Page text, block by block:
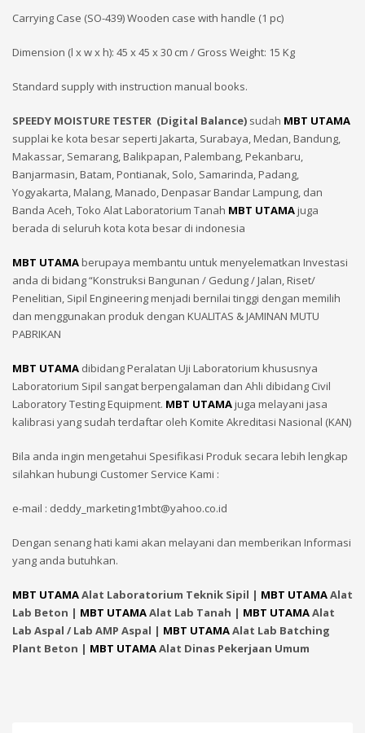
Carrying Case (SO-439) Wooden case with handle (1 pc)
Dimension (l x w x h): 45 x 45 x 30 cm / Gross Weight: 15 Kg
Standard supply with instruction manual books.
SPEEDY MOISTURE TESTER (Digital Balance) sudah MBT UTAMA
supplai ke kota besar seperti Jakarta, Surabaya, Medan, Bandung,
Makassar, Semarang, Balikpapan, Palembang, Pekanbaru,
Banjarmasin, Batam, Pontianak, Solo, Samarinda, Padang,
Yogyakarta, Malang, Manado, Denpasar Bandar Lampung, dan
Banda Aceh, Toko Alat Laboratorium Tanah MBT UTAMAjuga
berada di seluruh kota kota besar di indonesia
MBT UTAMAberupaya membantu untuk menyelematkan Investasi
anda di bidang “Konstruksi Bangunan / Gedung / Jalan, Riset/
Penelitian, Sipil Engineering menjadi bernilai tinggi dengan memilih
dan menggunakan produk dengan KUALITAS & JAMINAN MUTU
PABRIKAN
MBT UTAMA dibidang Peralatan Uji Laboratorium khususnya
Laboratorium Sipil sangat berpengalaman dan Ahli dibidang Civil
Laboratory Testing Equipment. MBT UTAMAjuga melayani jasa
kalibrasi yang sudah terdaftar oleh Komite Akreditasi Nasional (KAN)
Bila anda ingin mengetahui Spesifikasi Produk secara lebih lengkap
silahkan hubungi Customer Service Kami :
e-mail : deddy_marketing1mbt@yahoo.co.id
Dengan senang hati kami akan melayani dan memberikan Informasi
yang anda butuhkan.
MBT UTAMAAlat Laboratorium Teknik Sipil | MBT UTAMAAlat
Lab Beton | MBT UTAMAAlat Lab Tanah | MBT UTAMAAlat
Lab Aspal / Lab AMP Aspal | MBT UTAMAAlat Lab Batching
Plant Beton | MBT UTAMAAlat Dinas Pekerjaan Umum